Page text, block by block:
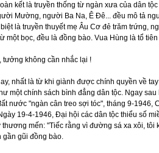
kết là truyền thống từ ngàn xưa của dân
Mường, người Ba Na, Ê Đê... đều mô tả
là truyền thuyết mẹ Âu Cơ đẻ trăm trứng,
một bọc, đều là đồng bào. Vua Hùng là tổ
tưởng không cần nhắc lại !
nhất là từ khi giành được chính quyền về
một chính sách bình đẳng dân tộc. Ngay
nước "ngàn cân treo sợi tóc", tháng 9-1946,
19-4-1946, Đại hội các dân tộc thiểu số
mến: "Tiếc rằng vì đường sá xa xôi, tôi
gần gũi đồng bào.